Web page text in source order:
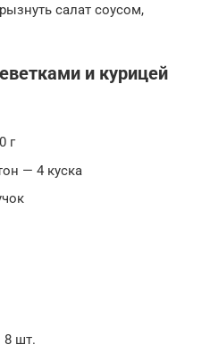
салат соусом,
и курицей
г
— 4 куска
шт.